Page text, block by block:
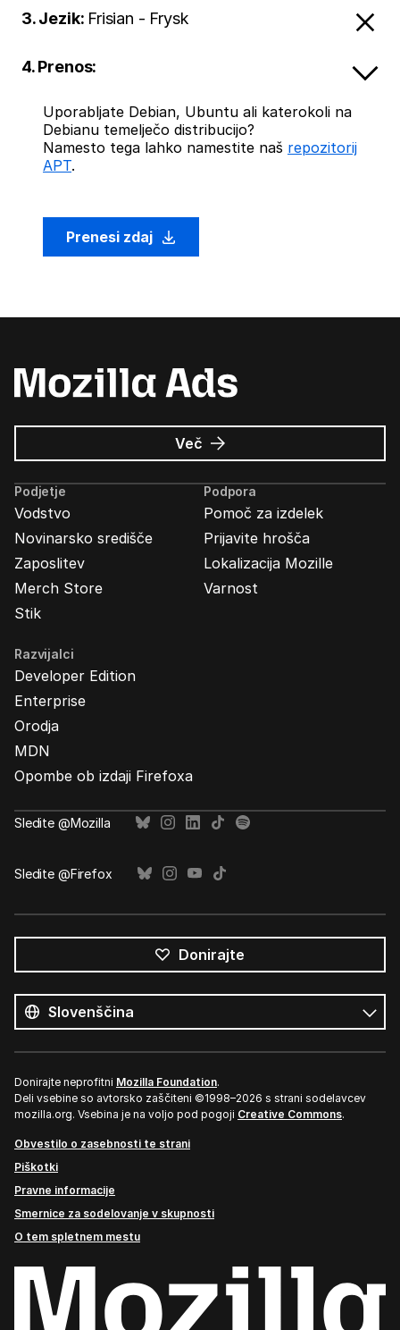
3. Jezik: Frisian - Frysk
4. Prenos:
Uporabljate Debian, Ubuntu ali katerokoli na
Debianu temelječo distribucijo?
Namesto tega lahko namestite naš repozitorij
APT.
Prenesi zdaj
Več o
Oglasi
Mozilla
Podjetje
Vodstvo
Novinarsko središče
Zaposlitev
Merch Store
Stik
Podpora
Pomoč za izdelek
Prijavite hrošča
Lokalizacija Mozille
Varnost
Razvijalci
Developer Edition
Enterprise
Orodja
MDN
Opombe ob izdaji Firefoxa
Sledite @Mozilla
Sledite @Firefox
Donirajte
jeziki
Jezik
Donirajte neprofitni Mozilla Foundation.
Deli vsebine so avtorsko zaščiteni ©1998–2026 s strani sodelavcev
mozilla.org. Vsebina je na voljo pod pogoji Creative Commons.
Obvestilo o zasebnosti te strani
Piškotki
Pravne informacije
Smernice za sodelovanje v skupnosti
O tem spletnem mestu